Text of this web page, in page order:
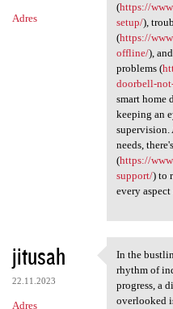
Adres
(https://
setup/),
(https://
offline/),
problems (
doorbell-
smart home
keeping an
supervision.
needs,
(https://
support/) to
every
jitusah
22.11.2023
Adres
In the
In the
rhythm of
progress, a
overlooked